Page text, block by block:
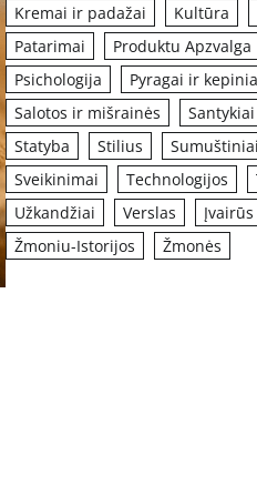
Kremai ir padažai
Kultūra
Patarimai
Produktu Apzvalga
Psichologija
Pyragai ir
Salotos ir mišrainės
Santykiai
Statyba
Stilius Sumuštiniai
Sveikinimai
Technologijos
Užkandžiai
Verslas Įvairūs
Žmoniu-Istorijos
Žmonės